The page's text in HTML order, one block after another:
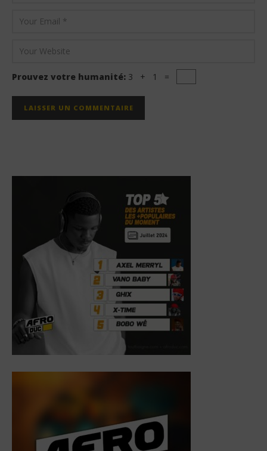
Prouvez votre humanité: 3 + 1 =